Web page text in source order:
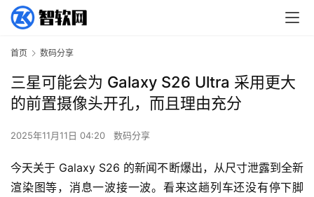
首页 数码分享
三星可能会为 Galaxy S26 Ultra 采用更大
的前置摄像头开孔，而且理由充分
2025年11月11日 04:20 数码分享
今天关于 Galaxy S26 的新闻不断爆出，从尺寸泄露到全新
渲染图等，消息一波接一波。看来这趟列车还没有停下脚